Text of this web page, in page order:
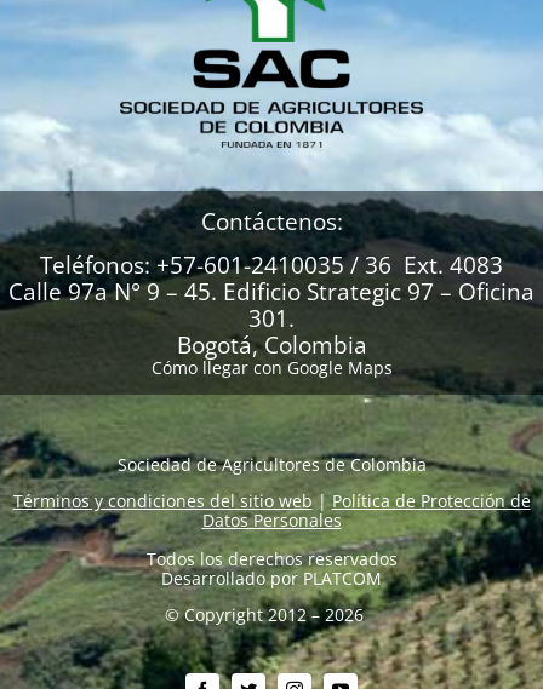
Contáctenos:
Teléfonos: +57-601-2410035 / 36 Ext. 4083
Calle 97a N° 9 – 45. Edificio Strategic 97 – Oficina
301.
Bogotá, Colombia
Cómo llegar con Google Maps
Sociedad de Agricultores de Colombia
Términos y condiciones del sitio web|Política de Protección de
Datos Personales
Todos los derechos reservados
Desarrollado por PLATCOM
© Copyright 2012 – 2026